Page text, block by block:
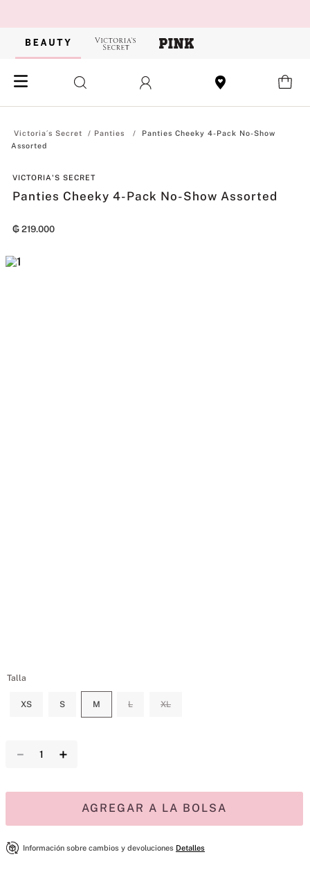
Panties
Panties Cheeky 4-Pack No-Show
Assorted
VICTORIA'S SECRET
Panties Cheeky 4-Pack No-Show Assorted
₲ 219.000
Talla
XS S M L XL
＋
－
AGREGAR A LA BOLSA
Información sobre cambios y devoluciones Detalles